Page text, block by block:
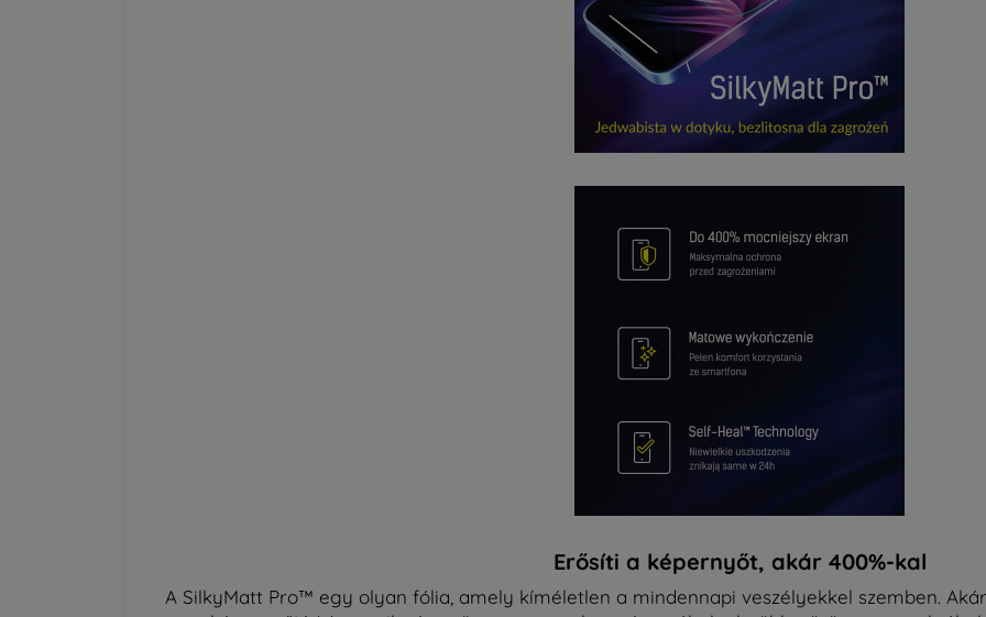
Erősíti a képernyőt, akár 400%-kal
A SilkyMatt Pro™ egy olyan fólia, amely kíméletlen a mindennapi veszélyekkel szemben.